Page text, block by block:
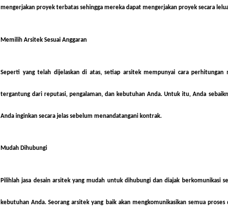
mengerjakan proyek terbatas sehingga mereka dapat mengerjakan proyek secara
Memilih Arsitek Sesuai Anggaran
Seperti yang telah dijelaskan di atas, setiap arsitek mempunyai cara
tergantung dari reputasi, pengalaman, dan kebutuhan Anda. Untuk itu, Anda
Anda inginkan secara jelas sebelum menandatangani kontrak.
Mudah Dihubungi
Pilihlah jasa desain arsitek yang mudah untuk dihubungi dan diajak berkomunikasi
kebutuhan Anda. Seorang arsitek yang baik akan mengkomunikasikan semua